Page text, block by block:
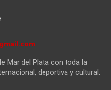
Mar del Plata con toda la
deportiva y cultural.